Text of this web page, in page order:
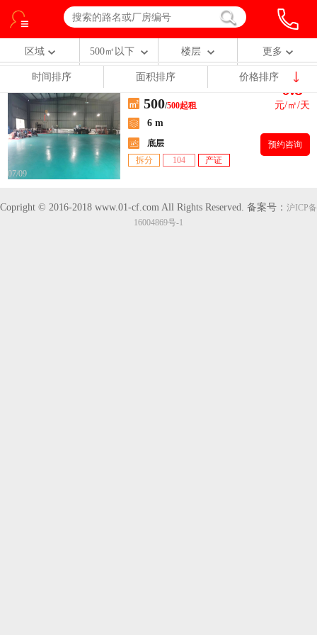
区域 500㎡以下 楼层 更多
时间排序 面积排序 价格排序
07/09
【汾湖开发区】汾湖莘塔镇
500/500起租
6 m
底层
拆分
104 产证
0.8
元/㎡/天
预约咨询
Copright © 2016-2018 www.01-cf.com All Rights Reserved. 备案号： 沪ICP备
16004869号-1